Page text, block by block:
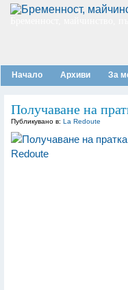
Начало Архиви За
Получаване на
Публикувано в: La Redoute